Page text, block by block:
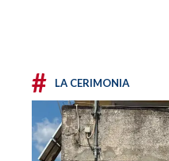
# LA CERIMONIA